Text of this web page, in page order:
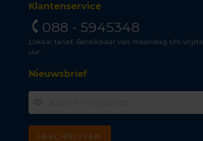
Klantenservice
088 - 5945348
Lokaal tarief. Bereikbaar van maandag t/m
uur.
Nieuwsbrief
INSCHRIJVEN